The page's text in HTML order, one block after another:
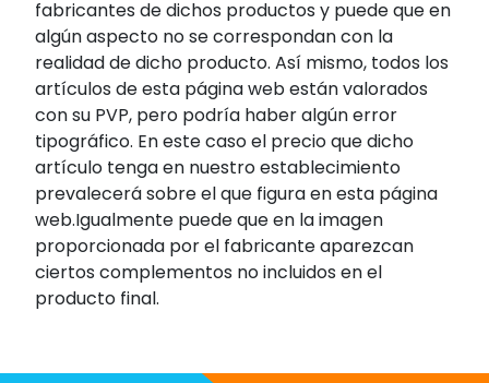
fabricantes de dichos productos y puede que en
algún aspecto no se correspondan con la
realidad de dicho producto. Así mismo, todos los
artículos de esta página web están valorados
con su PVP, pero podría haber algún error
tipográfico. En este caso el precio que dicho
artículo tenga en nuestro establecimiento
prevalecerá sobre el que figura en esta página
web.Igualmente puede que en la imagen
proporcionada por el fabricante aparezcan
ciertos complementos no incluidos en el
producto final.